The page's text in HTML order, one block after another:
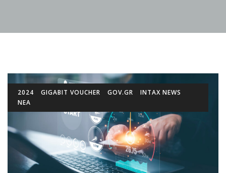
2024 GIGABIT VOUCHER GOV.GR
INTAX NEWS
ΝΕΑ